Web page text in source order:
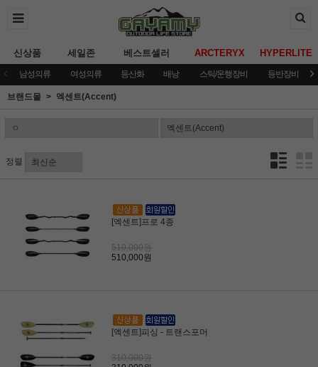
신상품 세일존 베스트셀러 ARCTERYX HYPERLITE
남성의류 여성의류 등산화 배낭 스틱/운행장비 등반장비
브랜드몰 엑센트(Accent)
정렬
[엑센트]프로 4종
510,000원
510,000원
[엑센트]피싱 - 트랜스포머
310,000원